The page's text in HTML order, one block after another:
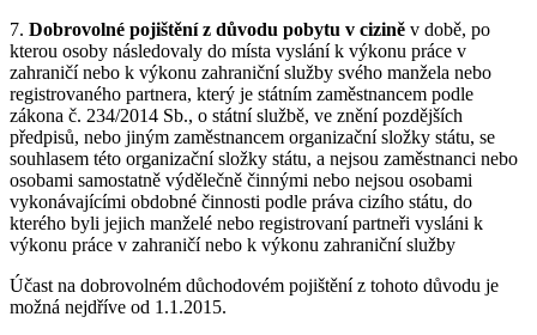
7. Dobrovolné pojištění z důvodu pobytu v cizině v době, po
kterou osoby následovaly do místa vyslání k výkonu práce v
zahraničí nebo k výkonu zahraniční služby svého manžela nebo
registrovaného partnera, který je státním zaměstnancem podle
zákona č. 234/2014 Sb., o státní službě, ve znění pozdějších
předpisů, nebo jiným zaměstnancem organizační složky státu, se
souhlasem této organizační složky státu, a nejsou zaměstnanci nebo
osobami samostatně výdělečně činnými nebo nejsou osobami
vykonávajícími obdobné činnosti podle práva cizího státu, do
kterého byli jejich manželé nebo registrovaní partneři vysláni k
výkonu práce v zahraničí nebo k výkonu zahraniční služby
Účast na dobrovolném důchodovém pojištění z tohoto důvodu je
možná nejdříve od 1.1.2015.